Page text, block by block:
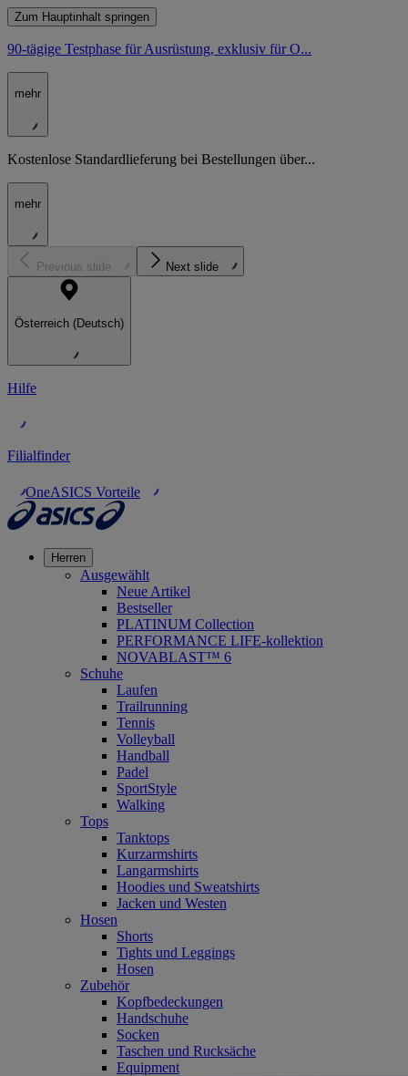
Zum Hauptinhalt springen
90-tägige Testphase für Ausrüstung, exklusiv für O...
mehr
Kostenlose Standardlieferung bei Bestellungen über...
mehr
Previous slide Next slide
Österreich (Deutsch)
Hilfe
Filialfinder
OneASICS Vorteile
Herren
Ausgewählt
Neue Artikel
Bestseller
PLATINUM Collection
PERFORMANCE LIFE-kollektion
NOVABLAST™ 6
Schuhe
Laufen
Trailrunning
Tennis
Volleyball
Handball
Padel
SportStyle
Walking
Tops
Tanktops
Kurzarmshirts
Langarmshirts
Hoodies und Sweatshirts
Jacken und Westen
Hosen
Shorts
Tights und Leggings
Hosen
Zubehör
Kopfbedeckungen
Handschuhe
Socken
Taschen und Rucksäche
Equipment